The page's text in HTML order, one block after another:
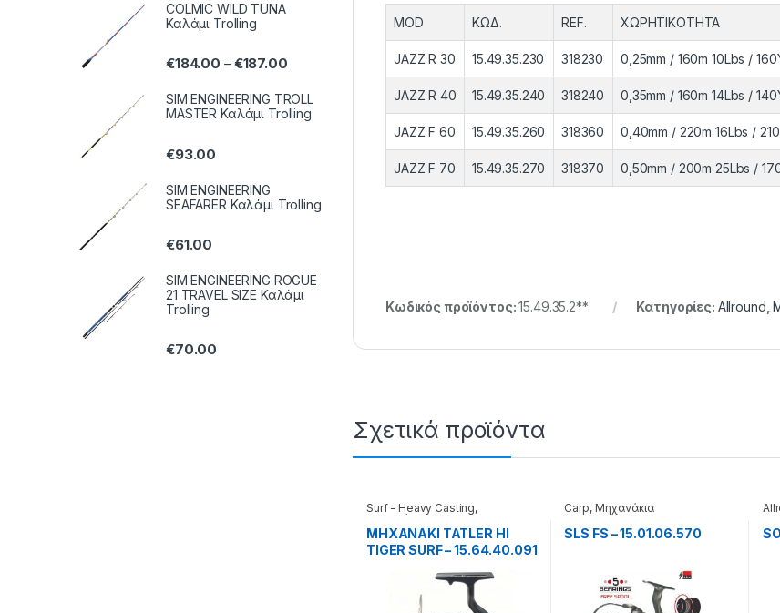
MOD ΚΩΔ. REF. ΧΩΡHTIKOΤΗΤΑ
JAZZ R 30 15.49.35.230 318230 0,25mm / 160m 10Lbs /
JAZZ R 40 15.49.35.240 318240 0,35mm / 160m 14Lbs /
JAZZ F 60 15.49.35.260 318360 0,40mm / 220m 16Lbs /
JAZZ F 70 15.49.35.270 318370 0,50mm / 200m 25Lbs /
Κωδικός προϊόντος:15.49.35.2** Κατηγορίες: Allround ,
Σχετικά προϊόντα
Surf - Heavy Casting,
Μηχανάκια
ΜΗΧΑΝΑΚΙ TATLER HI
TIGER SURF – 15.64.40.091
Carp, Μηχανάκια
SLS FS – 15.01.06.570
COLMIC WILD TUNA
Καλάμι Trolling
€184.00 – €187.00
SIM ENGINEERING TROLL
MASTER Καλάμι Trolling
€93.00
SIM ENGINEERING
SEAFARER Καλάμι Trolling
€61.00
SIM ENGINEERING ROGUE
21 TRAVEL SIZE Καλάμι
Trolling
€70.00